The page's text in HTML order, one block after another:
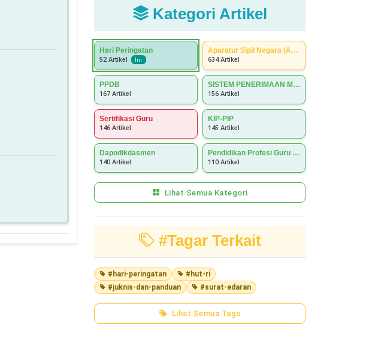
Kategori Artikel
Hari Peringatan
52 Artikel Ini
Aparatur Sipil Negara (ASN)
634 Artikel
PPDB
167 Artikel
SISTEM PENERIMAAN MURID BARU (SPMB)
156 Artikel
Sertifikasi Guru
146 Artikel
KIP-PIP
145 Artikel
Dapodikdasmen
140 Artikel
Pendidikan Profesi Guru (PPG)
110 Artikel
Lihat Semua Kategori
#Tagar Terkait
#hari-peringatan
#hut-ri
#juknis-dan-panduan
#surat-edaran
Lihat Semua Tags